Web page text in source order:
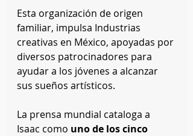
Esta organización de origen
familiar, impulsa Industrias
creativas en México, apoyadas por
diversos patrocinadores para
ayudar a los jóvenes a alcanzar
sus sueños artísticos.
La prensa mundial cataloga a
Isaac como uno de los cinco